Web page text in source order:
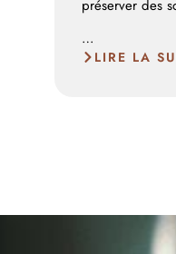
préserver des
…
LIRE LA